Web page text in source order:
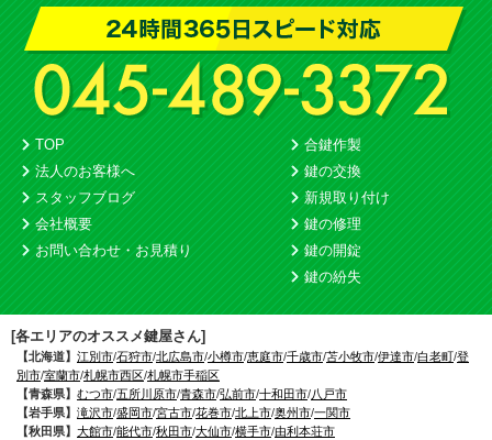
TOP
法人のお客様へ
スタッフブログ
会社概要
お問い合わせ・お見積り
合鍵作製
鍵の交換
新規取り付け
鍵の修理
鍵の開錠
鍵の紛失
[各エリアのオススメ鍵屋さん]
【北海道】 江別市/石狩市/北広島市/小樽市/恵庭市/千歳市/苫小牧市/伊達市/白老町/登
別市/室蘭市/札幌市西区/札幌市手稲区
【青森県】 むつ市/五所川原市/青森市/弘前市/十和田市/八戸市
【岩手県】 滝沢市/盛岡市/宮古市/花巻市/北上市/奥州市/一関市
【秋田県】 大館市/能代市/秋田市/大仙市/横手市/由利本荘市